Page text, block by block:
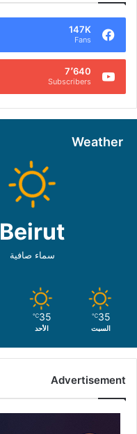
147K
Fans
7٬640
Subscribers
Weather
Beirut
سماء صافية
35
℃
السبت
35
℃
الأحد
Advertisement